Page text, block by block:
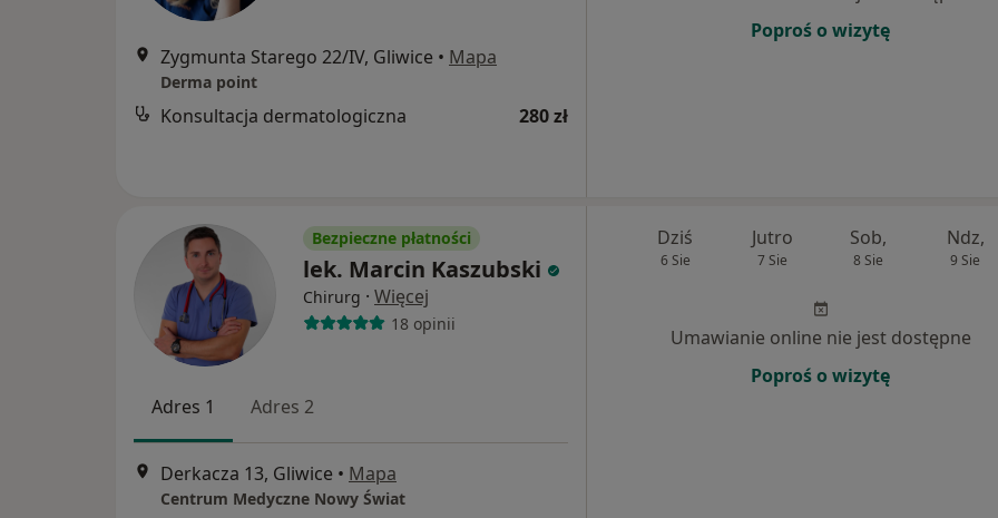
Zygmunta Starego 22/IV, Gliwice • Mapa
Derma point
Konsultacja dermatologiczna 280 zł
Poproś o wizytę
Bezpieczne płatności
lek. Marcin Kaszubski
Chirurg · Więcej
18 opinii
Adres 1 Adres 2
Derkacza 13, Gliwice • Mapa
Centrum Medyczne Nowy Świat
Dziś
6 Sie
Jutro
7 Sie
Sob,
8 Sie
Ndz,
9 Sie
Umawianie online nie jest dostępne
Poproś o wizytę